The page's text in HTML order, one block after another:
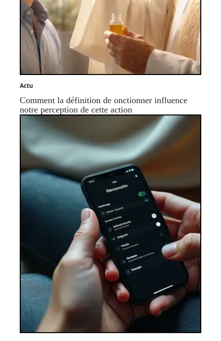
Actu
Comment la définition de onctionner influence
notre perception de cette action